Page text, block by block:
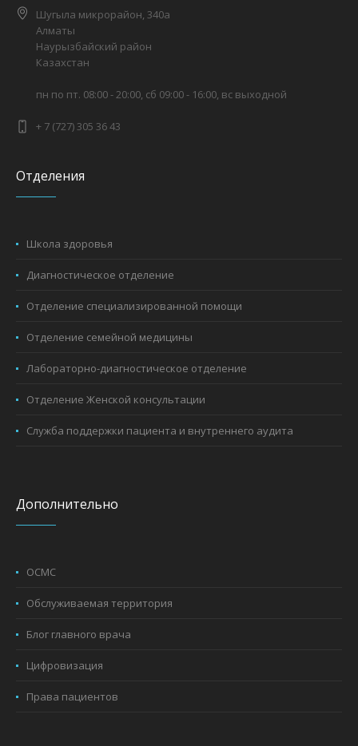
Шугыла микрорайон, 340а
Алматы
Наурызбайский район
Казахстан
пн по пт. 08:00 - 20:00, сб 09:00 - 16:00, вс выходной
+ 7 (727) 305 36 43
Отделения
Школа здоровья
Диагностическое отделение
Отделение специализированной помощи
Отделение семейной медицины
Лабораторно-диагностическое отделение
Отделение Женской консультации
Служба поддержки пациента и внутреннего аудита
Дополнительно
ОСМС
Обслуживаемая территория
Блог главного врача
Цифровизация
Права пациентов